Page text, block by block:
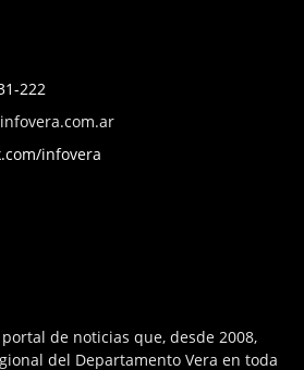
222
infovera
de noticias que, desde 2008,
del Departamento Vera en toda